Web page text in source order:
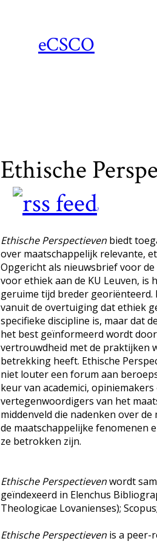
eCSCO
Ethische
?
Ethische Perspectieven biedt
over maatschappelijk relevante,
Opgericht als nieuwsbrief voor
voor ethiek aan de KU Leuven, is
geruime tijd breder georiënteerd.
vanuit de overtuiging dat ethiek
specifieke discipline is, maar dat
het best geïnformeerd wordt
vertrouwdheid met de praktijken
betrekking heeft. Ethische
niet louter een forum aan
keur van academici, opiniemakers
vertegenwoordigers van het
middenveld die nadenken over
de maatschappelijke fenomenen
ze betrokken zijn.
Ethische Perspectievenwordt
geïndexeerd in Elenchus
Theologicae Lovanienses);
Ethische Perspectieven is a peer-